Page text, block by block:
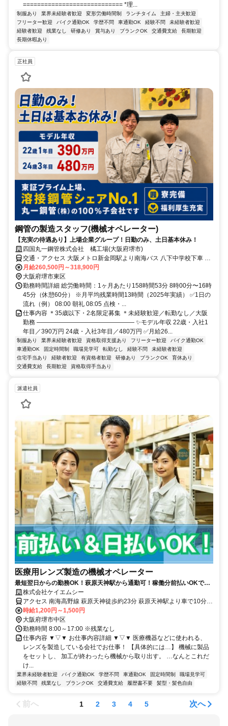
============================ *理...
制服あり 業界未経験者歓迎 変形労働時間制 ランチタイム
主婦・主夫歓迎
フリーター歓迎
バイク通勤OK 学歴不問 車通勤OK 経験不問
未経験者歓迎
経験者歓迎
残業なし 研修あり 賞与あり ブランクOK 交通費支給
長期歓迎
長期休暇あり
正社員
鋼管の製造スタッフ(機械オペレーター)
【充実の待遇あり】上場企業グループ！日勤のみ、土日基本休み！
四国丸一鋼管株式会社 橘工場(大阪府堺市)
交通・アクセス 大阪メトロ新金岡駅より南海バス 八下中学校下車 徒
歩３分
月給260,500円～318,900円
大阪府堺市東区
勤務時間詳細 総労働時間：1ヶ月あたり158時間53分 8時00分〜16時
45分（休憩60分） ※月平均残業時間13時間（2025年実績） ✅1日の
流れ（例） 08:00 朝礼 08:05 点検・...
仕事内容 ＊35歳以下・2名限定募集 ＊未経験歓迎／転勤なし／大阪
勤務 ―――――――――――――――― ✨モデル年収 22歳・入社1
年目／390万円 24歳・入社3年目／480万円 ✅月給26...
制服あり 業界未経験者歓迎 資格取得支援あり フリーター歓迎
バイク通勤OK
車通勤OK
固定時間制 職場見学可 転勤なし 経験不問
未経験者歓迎
住宅手当あり
経験者歓迎 有資格者歓迎 研修あり ブランクOK
育休あり
交通費支給
長期歓迎 資格取得手当あり
派遣社員
医療用レンズ製造の機械オペレーター
最短翌日からの勤務OK！萩原天神駅から通勤可！稼働分前払いOKで収
入はすぐに還元♪残業ナシ！
株式会社ケイエムシー
アクセス 南海高野線 萩原天神徒歩約23分 萩原天神駅より車で10分★
車・バイク通勤OK
時給1,200円～1,500円
大阪府堺市中区
勤務時間 8:00～17:00 ※残業なし
仕事内容 ▼▽▼ お仕事内容詳細 ▼▽▼ 医療機器などに使われる、
レンズを製造している会社でお仕事！ 【具体的には…】 機械に製品
をセットし、 加工が終わったら機械から取り出す。 …なんとこれだ
け...
業界未経験者歓迎 バイク通勤OK 学歴不問 車通勤OK 固定時間制
職場見学可
経験不問
残業なし ブランクOK 交通費支給 履歴書不要 髪型・髪色自由
前へ 1 2 3 4 5 次へ